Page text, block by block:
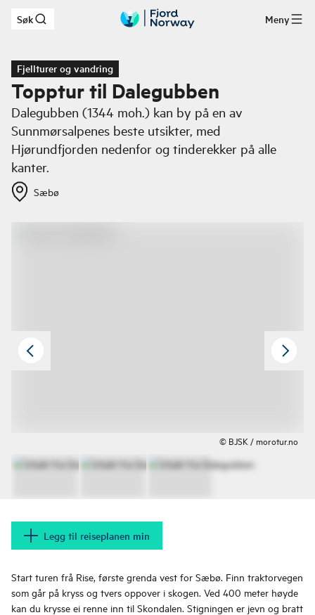
Hopp til hovedinnhold
Søk Meny
Fjellturer og vandring
Topptur til Dalegubben
Dalegubben (1344 moh.) kan by på en av
Sunnmørsalpenes beste utsikter, med
Hjørundfjorden nedenfor og tinderekker på alle
kanter.
Sæbø
© BJSK / morotur.no
Legg til reiseplanen min
Start turen frå Rise, første grenda vest for Sæbø. Finn traktorvegen
som går på kryss og tvers oppover i skogen. Ved 400 meter høyde
kan du krysse ei renne inn til Skondalen. Stigningen er jevn og bratt